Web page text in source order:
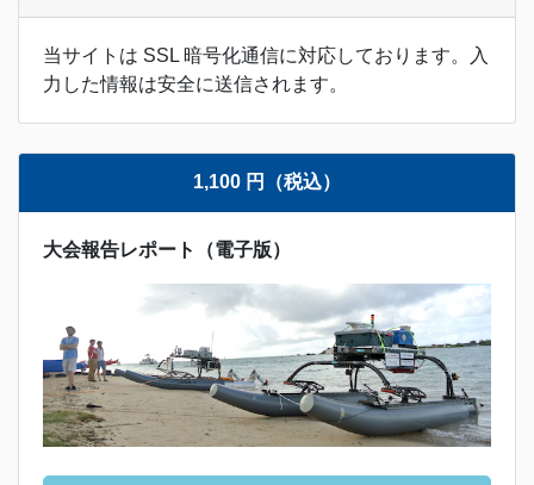
当サイトは SSL 暗号化通信に対応しております。入
力した情報は安全に送信されます。
1,100 円（税込）
大会報告レポート（電子版）